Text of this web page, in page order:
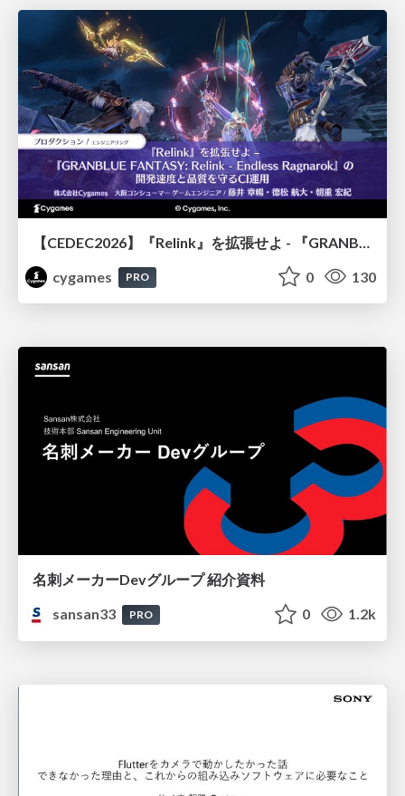
cygames
PRO 0 130
名刺メーカーDevグループ 紹介資料
sansan33
PRO 0 1.2k